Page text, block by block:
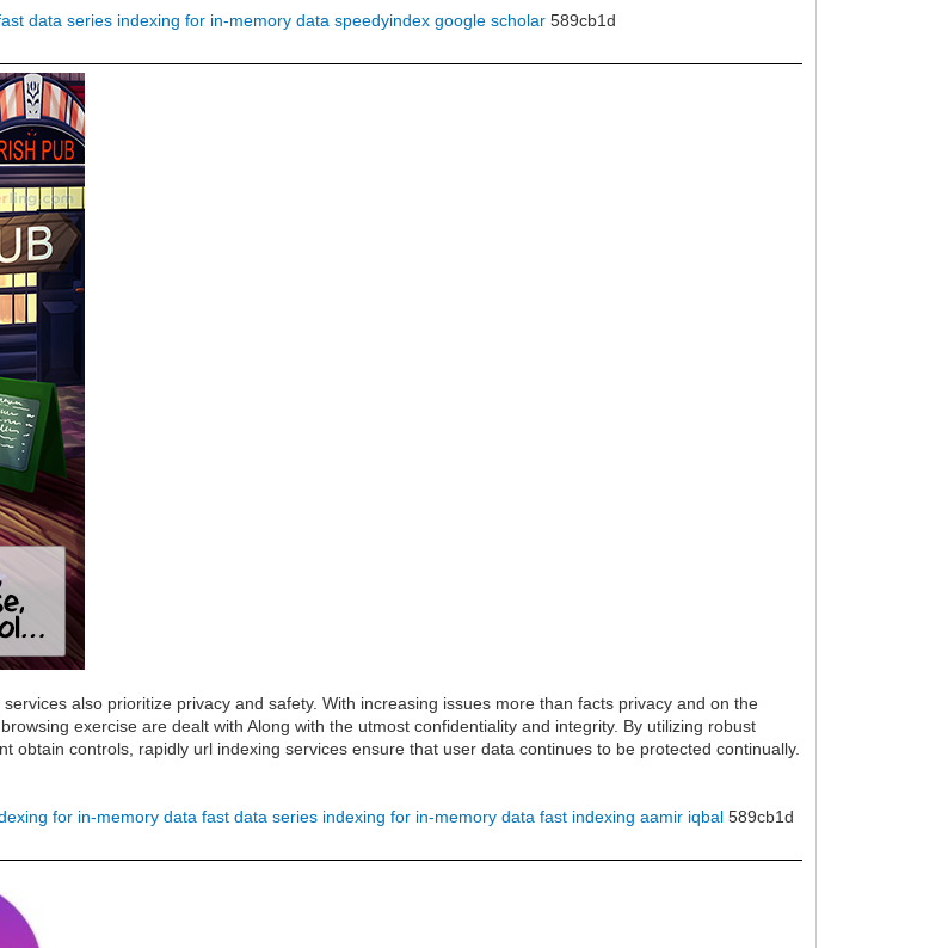
data series indexing for in-memory data speedyindex google scholar 589cb1d
also prioritize privacy and safety. With increasing issues more than facts privacy and on the
exercise are dealt with Along with the utmost confidentiality and integrity. By utilizing robust
obtain controls, rapidly url indexing services ensure that user data continues to be protected continually.
for in-memory data fast data series indexing for in-memory data fast indexing aamir iqbal 589cb1d